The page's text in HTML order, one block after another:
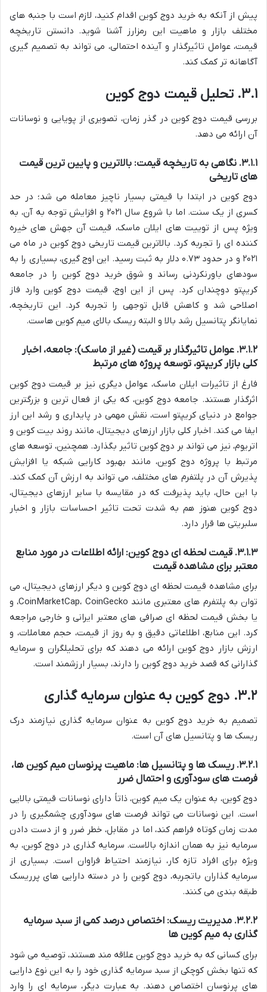
پیش از آنکه به خرید دوج کوین اقدام کنید، لازم است با جنبه های
مختلف بازار و ماهیت این رمزارز آشنا شوید. دانستن تاریخچه
قیمت، عوامل تاثیرگذار و آینده احتمالی، می تواند به تصمیم گیری
آگاهانه تر کمک کند.
۳.۱. تحلیل قیمت دوج کوین
بررسی قیمت دوج کوین در گذر زمان، تصویری از پویایی و نوسانات
آن ارائه می دهد.
۳.۱.۱. نگاهی به تاریخچه قیمت: بالاترین و پایین ترین قیمت
های تاریخی
دوج کوین در ابتدا با قیمتی بسیار ناچیز معامله می شد؛ در حد
کسری از یک سنت. اما با شروع سال ۲۰۲۱ و افزایش توجه به آن، به
ویژه پس از توییت های ایلان ماسک، قیمت آن جهش های خیره
کننده ای را تجربه کرد. بالاترین قیمت تاریخی دوج کوین در ماه می
۲۰۲۱ و در حدود ۰.۷۳ دلار به ثبت رسید. این اوج گیری، بسیاری را به
سودهای باورنکردنی رساند و شوق خرید دوج کوین را در جامعه
کریپتو دوچندان کرد. پس از این اوج، قیمت دوج کوین وارد فاز
اصلاحی شد و کاهش قابل توجهی را تجربه کرد. این تاریخچه،
نمایانگر پتانسیل رشد بالا و البته ریسک بالای میم کوین هاست.
۳.۱.۲. عوامل تاثیرگذار بر قیمت (غیر از ماسک): جامعه، اخبار
کلی بازار کریپتو، توسعه پروژه های مرتبط
فارغ از تاثیرات ایلان ماسک، عوامل دیگری نیز بر قیمت دوج کوین
اثرگذار هستند. جامعه دوج کوین، که یکی از فعال ترین و بزرگترین
جوامع در دنیای کریپتو است، نقش مهمی در پایداری و رشد این ارز
ایفا می کند. اخبار کلی بازار ارزهای دیجیتال، مانند روند بیت کوین و
اتریوم، نیز می تواند بر دوج کوین تاثیر بگذارد. همچنین، توسعه های
مرتبط با پروژه دوج کوین، مانند بهبود کارایی شبکه یا افزایش
پذیرش آن در پلتفرم های مختلف، می تواند به ارزش آن کمک کند.
با این حال، باید پذیرفت که در مقایسه با سایر ارزهای دیجیتال،
دوج کوین هنوز هم به شدت تحت تاثیر احساسات بازار و اخبار
سلبریتی ها قرار دارد.
۳.۱.۳. قیمت لحظه ای دوج کوین: ارائه اطلاعات در مورد منابع
معتبر برای مشاهده قیمت
برای مشاهده قیمت لحظه ای دوج کوین و دیگر ارزهای دیجیتال، می
توان به پلتفرم های معتبری مانند CoinMarketCap، CoinGecko، و
یا بخش قیمت لحظه ای صرافی های معتبر ایرانی و خارجی مراجعه
کرد. این منابع، اطلاعاتی دقیق و به روز از قیمت، حجم معاملات، و
ارزش بازار دوج کوین ارائه می دهند که برای تحلیلگران و سرمایه
گذارانی که قصد خرید دوج کوین را دارند، بسیار ارزشمند است.
۳.۲. دوج کوین به عنوان سرمایه گذاری
تصمیم به خرید دوج کوین به عنوان سرمایه گذاری نیازمند درک
ریسک ها و پتانسیل های آن است.
۳.۲.۱. ریسک ها و پتانسیل ها: ماهیت پرنوسان میم کوین ها،
فرصت های سودآوری و احتمال ضرر
دوج کوین، به عنوان یک میم کوین، ذاتاً دارای نوسانات قیمتی بالایی
است. این نوسانات می تواند فرصت های سودآوری چشمگیری را در
مدت زمان کوتاه فراهم کند، اما در مقابل، خطر ضرر و از دست دادن
سرمایه نیز به همان اندازه بالاست. سرمایه گذاری در دوج کوین، به
ویژه برای افراد تازه کار، نیازمند احتیاط فراوان است. بسیاری از
سرمایه گذاران باتجربه، دوج کوین را در دسته دارایی های پرریسک
طبقه بندی می کنند.
۳.۲.۲. مدیریت ریسک: اختصاص درصد کمی از سبد سرمایه
گذاری به میم کوین ها
برای کسانی که به خرید دوج کوین علاقه مند هستند، توصیه می شود
که تنها بخش کوچکی از سبد سرمایه گذاری خود را به این نوع دارایی
های پرنوسان اختصاص دهند. به عبارت دیگر، سرمایه ای را وارد